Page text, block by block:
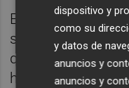
El torneo se ha
semana después
que están
ha provocado un
dispositivo y
como su
y datos de
anuncios y
anuncios y